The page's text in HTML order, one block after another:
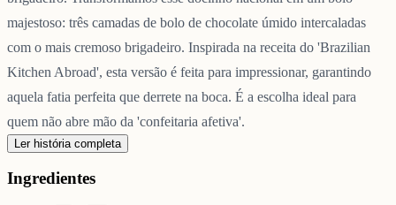
majestoso: três camadas de bolo de chocolate úmido intercaladas
com o mais cremoso brigadeiro. Inspirada na receita do 'Brazilian
Kitchen Abroad', esta versão é feita para impressionar, garantindo
aquela fatia perfeita que derrete na boca. É a escolha ideal para
quem não abre mão da 'confeitaria afetiva'.
Ler história completa
Ingredientes